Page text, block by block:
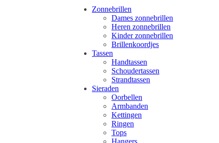
Zonnebrillen
Dames zonnebrillen
Heren zonnebrillen
Kinder zonnebrillen
Brillenkoordjes
Tassen
Handtassen
Schoudertassen
Strandtassen
Sieraden
Oorbellen
Armbanden
Kettingen
Ringen
Tops
Hangers